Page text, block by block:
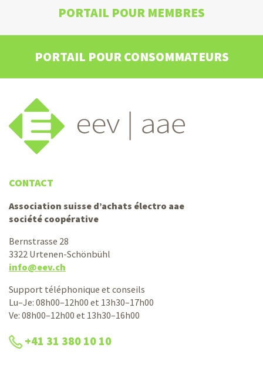
PORTAIL POUR MEMBRES
PORTAIL POUR CONSOMMATEURS
CONTACT
Association suisse d’achats électro aae
société coopérative
Bernstrasse 28
3322 Urtenen-Schönbühl
info@eev.ch
Support téléphonique et conseils
Lu–Je: 08h00–12h00 et 13h30–17h00
Ve: 08h00–12h00 et 13h30–16h00
+41 31 380 10 10